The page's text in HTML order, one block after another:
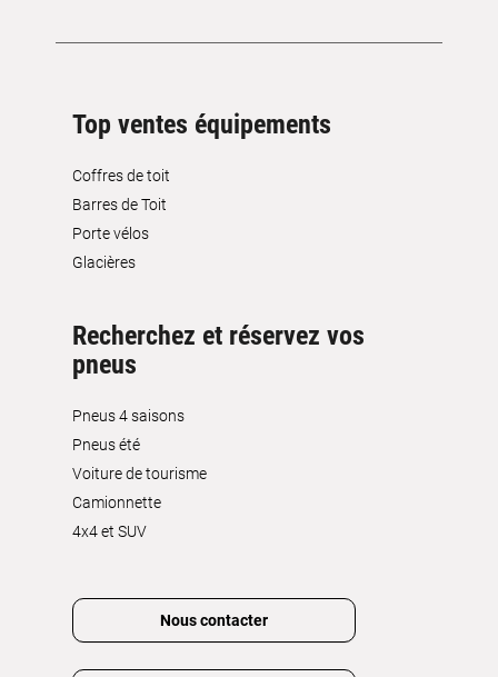
Top ventes équipements
Coffres de toit
Barres de Toit
Porte vélos
Glacières
Recherchez et réservez vos
pneus
Pneus 4 saisons
Pneus été
Voiture de tourisme
Camionnette
4x4 et SUV
Nous contacter